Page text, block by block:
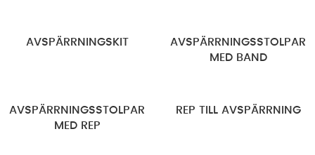
AVSPÄRRNINGSKIT
AVSPÄRRNINGSSTOLPAR
MED BAND
AVSPÄRRNINGSSTOLPAR
MED REP
REP TILL AVSPÄRRNING